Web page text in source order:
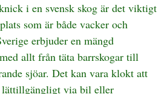
i en svensk skog är det viktigt
som är både vacker och
erbjuder en mängd
allt från täta barrskogar till
sjöar. Det kan vara klokt att
lättillgängligt via bil eller